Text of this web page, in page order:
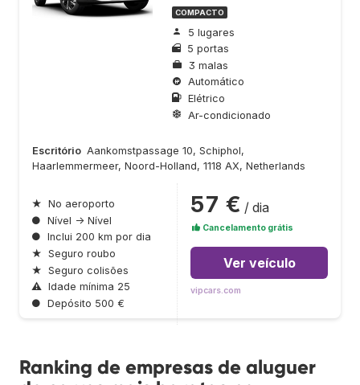
COMPACTO
5 lugares
5 portas
3 malas
Automático
Elétrico
Ar-condicionado
Escritório Aankomstpassage 10, Schiphol,
Haarlemmermeer, Noord-Holland, 1118 AX, Netherlands
★ No aeroporto
● Nível → Nível
● Inclui 200 km por dia
★ Seguro roubo
★ Seguro colisões
⚠ Idade mínima 25
● Depósito 500 €
57 € / dia
Cancelamento grátis
Ver veículo
vipcars.com
Ranking de empresas de aluguer